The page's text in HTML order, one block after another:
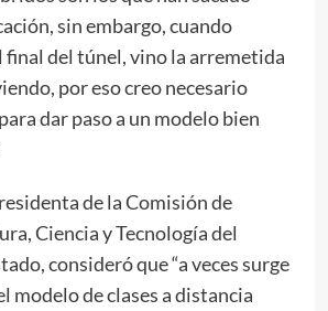
sin embargo, cuando
final del túnel, vino la arremetida
por eso creo necesario
dar paso a un modelo bien
de la Comisión de
Ciencia y Tecnología del
consideró que “a veces surge
modelo de clases a distancia